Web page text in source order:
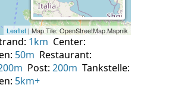
1km Center:
50m Restaurant:
Post: 200m Tankstelle:
5km+